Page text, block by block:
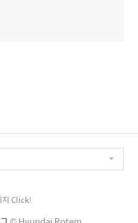
지 Click!